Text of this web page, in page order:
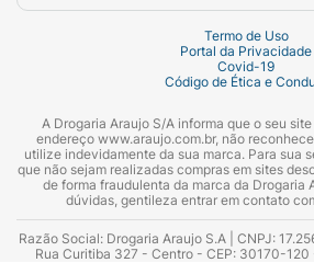
Termo de Uso
Portal da Privacidade
Covid-19
Código de Ética e
A Drogaria Araujo S/A informa que o seu
endereço www.araujo.com.br, não
utilize indevidamente da sua marca. Para sua
que não sejam realizadas compras em sites
de forma fraudulenta da marca da Drogaria
dúvidas, gentileza entrar em contato
Razão Social: Drogaria Araujo S.A | CNPJ:
Rua Curitiba 327 - Centro - CEP: 30170-120